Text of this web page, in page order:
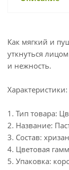
Как мягкий и
уткнуться
и нежность.
Характеристики:
1. Тип товара:
2. Название:
3. Состав:
4. Цветовая
5. Упаковка: